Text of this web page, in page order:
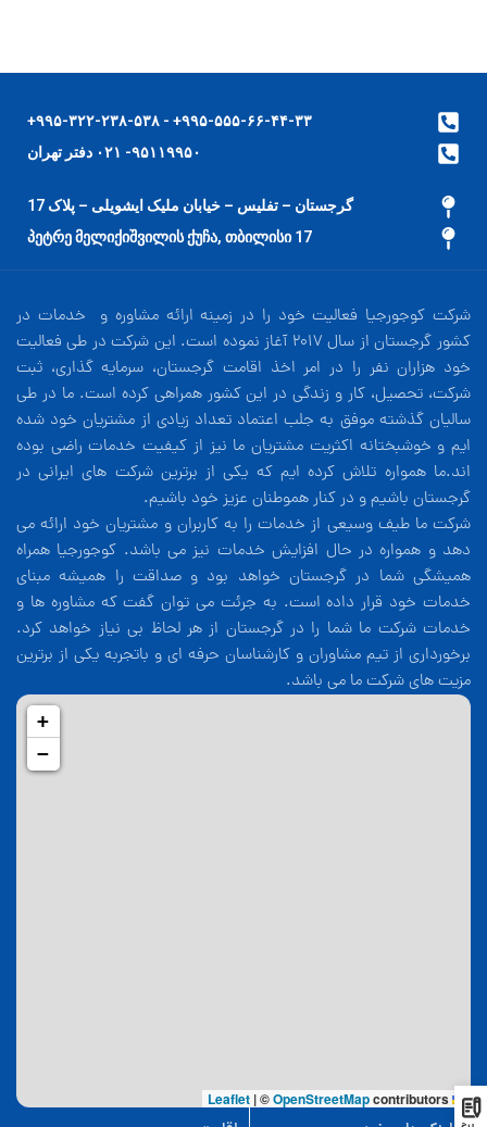
۹۹۵-۵۵۵-۶۶-۴۴-۳۳+ - ۹۹۵-۳۲۲-۲۳۸-۵۳۸+
۹۵۱۱۹۹۵۰- ۰۲۱ دفتر تهران
گرجستان – تفلیس – خیابان ملیک ایشویلی – پلاک 17
17 პეტრე მელიქიშვილის ქუჩა, თბილისი
شرکت کوجورجیا فعالیت خود را در زمینه ارائه مشاوره و خدمات در
کشور گرجستان از سال 2017 آغاز نموده است. این شرکت در طی فعالیت
خود هزاران نفر را در امر اخذ اقامت گرجستان، سرمایه گذاری، ثبت
شرکت، تحصیل، کار و زندگی در این کشور همراهی کرده است. ما در طی
سالیان گذشته موفق به جلب اعتماد تعداد زیادی از مشتریان خود شده
ایم و خوشبختانه اکثریت مشتریان ما نیز از کیفیت خدمات راضی بوده
اند.ما همواره تلاش کرده ایم که یکی از برترین شرکت های ایرانی در
گرجستان باشیم و در کنار هموطنان عزیز خود باشیم.
شرکت ما طیف وسیعی از خدمات را به کاربران و مشتریان خود ارائه می
دهد و همواره در حال افزایش خدمات نیز می باشد. کوجورجیا همراه
همیشگی شما در گرجستان خواهد بود و صداقت را همیشه مبنای
خدمات خود قرار داده است. به جرئت می توان گفت که مشاوره ها و
خدمات شرکت ما شما را در گرجستان از هر لحاظ بی نیاز خواهد کرد.
برخورداری از تیم مشاوران و کارشناسان حرفه ای و باتجربه یکی از برترین
مزیت های شرکت ما می باشد.
+
−
Leaflet
|©OpenStreetMapcontributors